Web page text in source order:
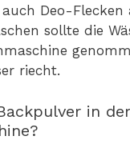
Deo-Flecken
sollte die
riecht.
in der